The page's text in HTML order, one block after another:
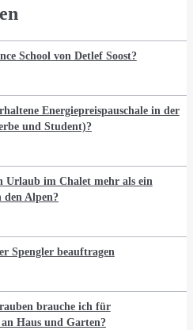
School von Detlef Soost?
Energiepreispauschale in der
und Student)?
Urlaub im Chalet mehr als ein
Alpen?
Spengler beauftragen
brauche ich für
Haus und Garten?